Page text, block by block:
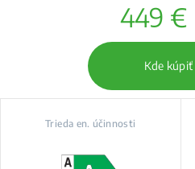
449 €
Kde kúpiť
Trieda en. účinnosti